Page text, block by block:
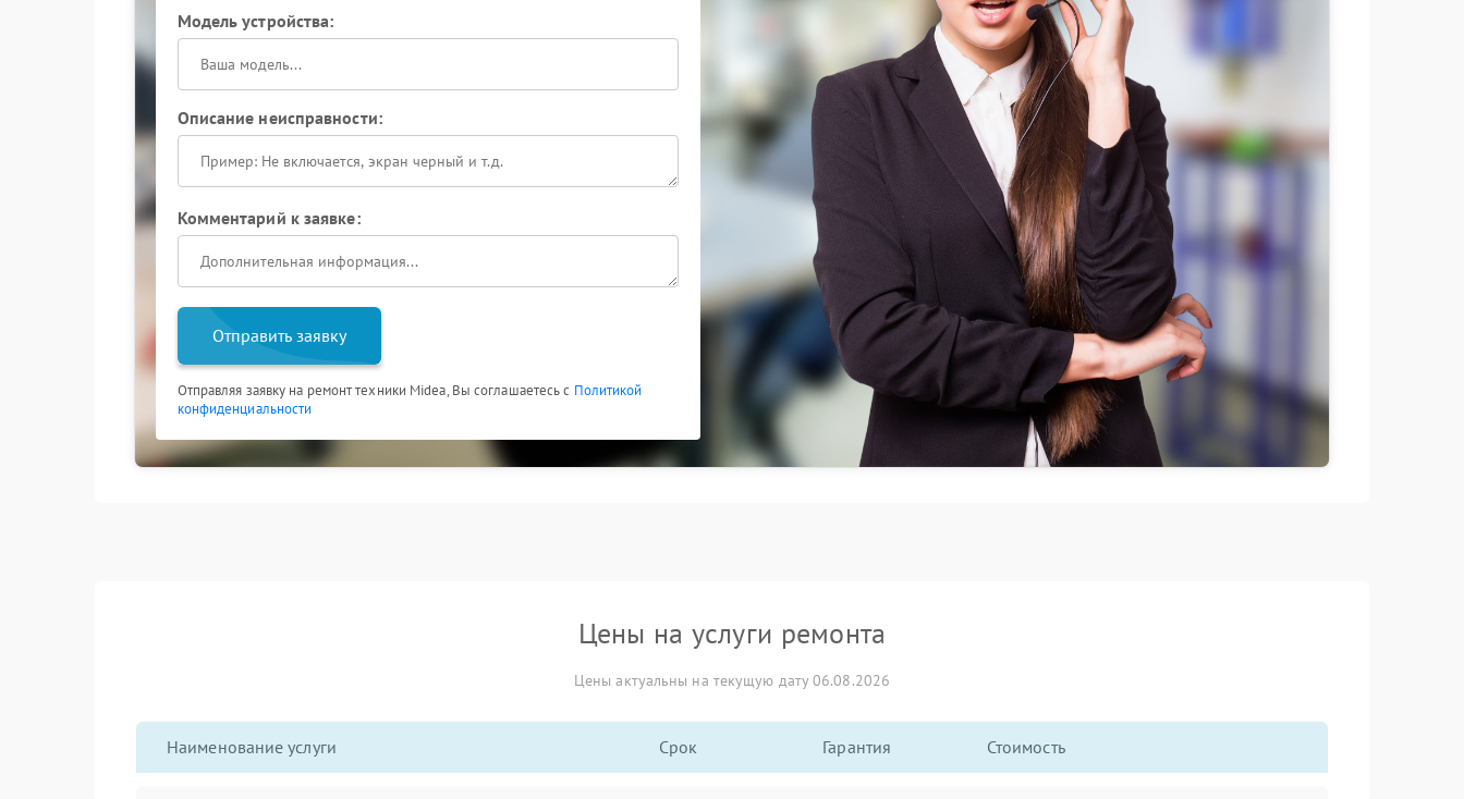
Модель устройства:
Описание неисправности:
Комментарий к заявке:
Отправить заявку
Отправляя заявку на ремонт техники Midea, Вы соглашаетесь с Политикой
конфиденциальности
Цены на услуги ремонта
Цены актуальны на текущую дату 06.08.2026
Наименование услуги Срок Гарантия Стоимость